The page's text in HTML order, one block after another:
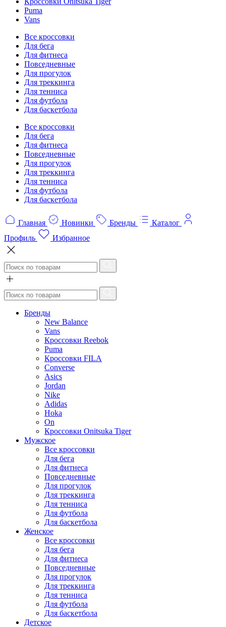
Puma
Vans
Все кроссовки
Для бега
Для фитнеса
Повседневные
Для прогулок
Для треккинга
Для тенниса
Для футбола
Для баскетбола
Все кроссовки
Для бега
Для фитнеса
Повседневные
Для прогулок
Для треккинга
Для тенниса
Для футбола
Для баскетбола
Главная Новинки Бренды
Каталог
Профиль
Избранное
Бренды
New Balance
Vans
Кроссовки Reebok
Puma
Кроссовки FILA
Converse
Asics
Jordan
Nike
Adidas
Hoka
On
Кроссовки Onitsuka Tiger
Мужское
Все кроссовки
Для бега
Для фитнеса
Повседневные
Для прогулок
Для треккинга
Для тенниса
Для футбола
Для баскетбола
Женское
Все кроссовки
Для бега
Для фитнеса
Повседневные
Для прогулок
Для треккинга
Для тенниса
Для футбола
Для баскетбола
Детское